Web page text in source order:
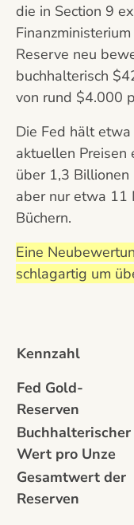
die in Section 9
Reserve neu
buchhalterisch
von rund $4.000
Die Fed hält
aktuellen Preisen
über 1,3
aber nur etwa 11
Büchern.
Eine
schlagartig um
Kennzahl
Fed Gold-
Reserven
Buchhalterischer
Wert pro Unze
Gesamtwert der
Reserven